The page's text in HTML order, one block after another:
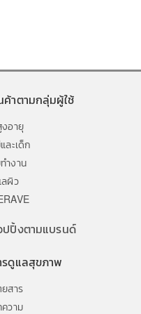
ค้าตามกลุ่มผู้ใช้
อายุ
ละเด็ก
ำงาน
ผิว
ปปิ้งตามแบรนด์
รดูแลสุขภาพ
สาร
วาม